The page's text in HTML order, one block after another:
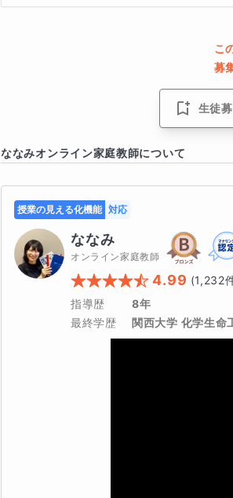
オンライン授業スケジュールの計画もも
ばいいかわからなくなるようなことはあ
応しております。
単発授業や延長授業を希望される場合
ら、個別にその分の料金を追加設定させ
こ
募
生徒
ななみオンライン家庭教師について
授業の見える化機能 対応
ななみ
オンライン家庭教師
4.99 (1,232
指導歴
8年
最終学歴
関西大学 化学生命